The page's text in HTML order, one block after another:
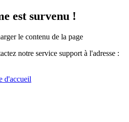
est survenu !
le contenu de la page
notre service support à l'adresse :
d'accueil